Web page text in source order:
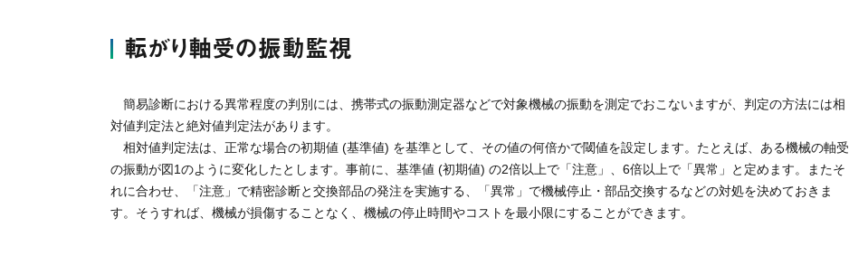
転がり軸受の振動監視
簡易診断における異常程度の判別には、携帯式の振動測定器などで対象機械の振動を測定でおこないますが、判定の方法には相
対値判定法と絶対値判定法があります。
相対値判定法は、正常な場合の初期値 (基準値) を基準として、その値の何倍かで閾値を設定します。たとえば、ある機械の軸受
の振動が図1のように変化したとします。事前に、基準値 (初期値) の2倍以上で「注意」、6倍以上で「異常」と定めます。またそ
れに合わせ、「注意」で精密診断と交換部品の発注を実施する、「異常」で機械停止・部品交換するなどの対処を決めておきま
す。そうすれば、機械が損傷することなく、機械の停止時間やコストを最小限にすることができます。